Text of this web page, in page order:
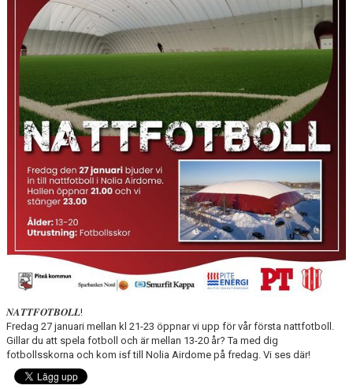
KONTAKT
DOKUMENT / RIKTLINJER / UTBILDNING
𝑵𝑨𝑻𝑻𝑭𝑶𝑻𝑩𝑶𝑳𝑳!
Fredag 27 januari mellan kl 21-23 öppnar vi upp för vår första nattfotboll.
Gillar du att spela fotboll och är mellan 13-20 år? Ta med dig
fotbollsskorna och kom isf till Nolia Airdome på fredag. Vi ses där!